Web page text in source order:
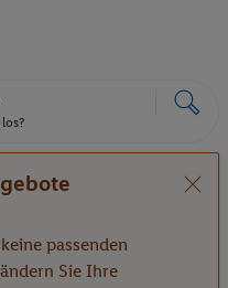
passenden
Sie Ihre